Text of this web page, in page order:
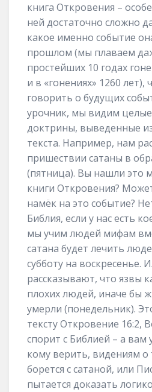
книга Откровения –
ней достаточно сложно
какое именно событие
прошлом (мы плаваем
простейших 10 годах
и в «гонениях» 1260 лет),
говорить о будущих
урочник, мы видим
доктрины, выведенные
текста. Например, нам
пришествии сатаны в
(пятница). Вы нашли это
книги Откровения?
намёк на это событие?
Библия, если у нас есть
мы учим людей мифам
сатана будет лечить
субботу на воскресенье.
рассказывают, что язвы
плохих людей, иначе бы
умерли (понедельник).
тексту Откровение 16:2,
спорит с Библией – а вам
кому верить, видениям о
борется с сатаной, или
пытается доказать